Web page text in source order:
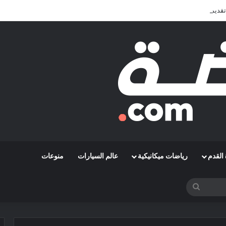
الأفضل في المونديال
القدم رياضات ميكانيكية عالم السيارات منوعات
بحث